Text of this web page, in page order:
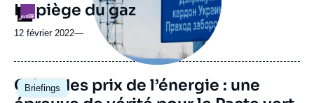
Logo
Le piège du gaz
12 février 2022—
Briefings
Image
principale
Crise des prix de l’énergie : une